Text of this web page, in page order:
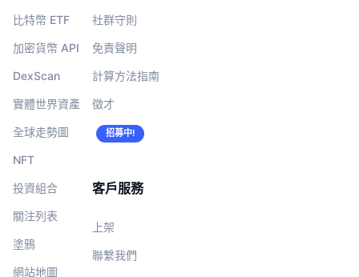
比特幣 ETF
加密貨幣 API
DexScan
實體世界資產
全球走勢圖
NFT
投資組合
關注列表
塗鴉
網站地圖
社群守則
免責聲明
計算方法指南
徵才
招募中!
客戶服務
上架
聯繫我們